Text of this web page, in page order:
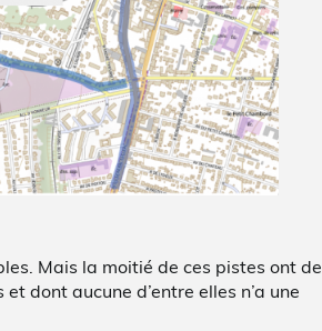
Mais la moitié de ces pistes ont de
dont aucune d’entre elles n’a une